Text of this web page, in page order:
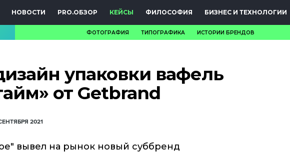
НОВОСТИ PRO.ОБЗОР КЕЙСЫ ФИЛОСОФИЯ БИЗНЕС И ТЕХНОЛОГИИ
ФОТОГРАФИЯ ТИПОГРАФИКА ИСТОРИИ БРЕНДОВ
упаковки вафель
от Getbrand
2021
вывел на рынок новый суббренд
PRO.ОБЗОР
КЕЙСЫ
КРЕАТИВА